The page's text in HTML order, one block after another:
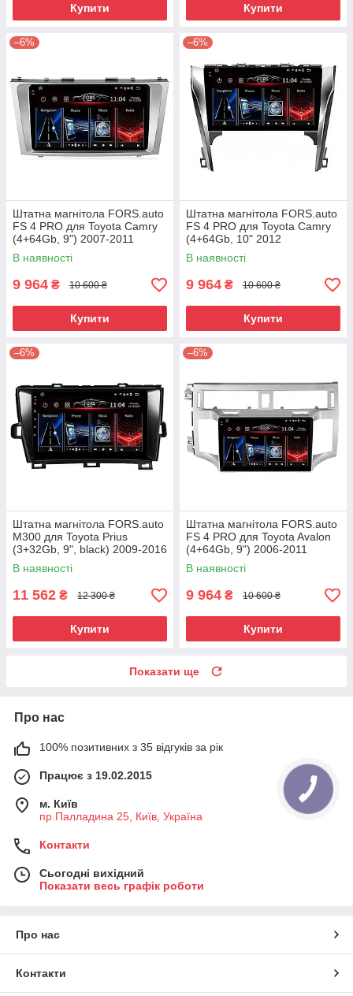
Купити Купити
–6%
Штатна магнітола FORS.auto
FS 4 PRO для Toyota Camry
(4+64Gb, 9") 2007-2011
В наявності
9 964 ₴ 10 600 ₴
Купити
–6%
Штатна магнітола FORS.auto
FS 4 PRO для Toyota Camry
(4+64Gb, 10" 2012
В наявності
9 964 ₴ 10 600 ₴
Купити
–6%
Штатна магнітола FORS.auto
М300 для Toyota Prius
(3+32Gb, 9", black) 2009-2016
В наявності
11 562 ₴ 12 300 ₴
Купити
–6%
Штатна магнітола FORS.auto
FS 4 PRO для Toyota Avalon
(4+64Gb, 9") 2006-2011
В наявності
9 964 ₴ 10 600 ₴
Купити
Показати ще
Про нас
100% позитивних з 35 відгуків за рік
Працює з 19.02.2015
м. Київ
пр.Палладина 25, Київ, Україна
Контакти
Сьогодні вихідний
Показати весь графік роботи
Про нас
Контакти